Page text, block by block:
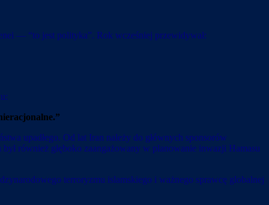
— “to jest polityka”. Rok wcześniej przewidywał:
upadłego. Od lat Iran należy do głównych sponsorów
również głęboko zaangażowany w planowanie inwazji Hamasu
terroryzmu islamskiego i ważnego sprawcę globalnej